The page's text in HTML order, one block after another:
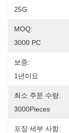
25G
MOQ:
3000 PC
보증:
1년이요
최소 주문 수량:
3000Pieces
포장 세부 사항: